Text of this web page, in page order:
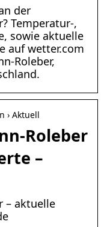
der
Temperatur-,
sowie aktuelle
auf wetter.com
Roleber,
› Aktuell
Roleber
–
– aktuelle